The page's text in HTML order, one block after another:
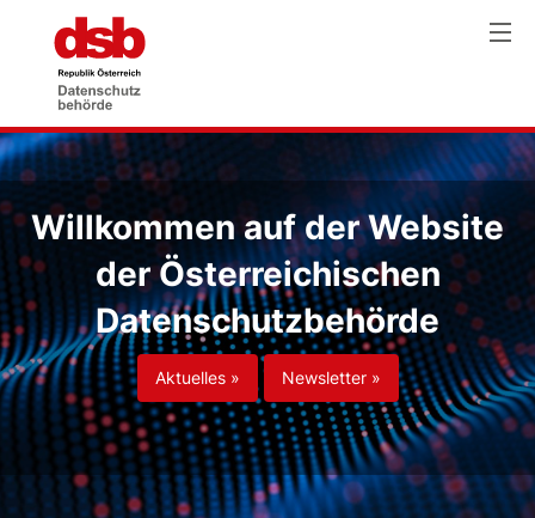
Willkommen auf der Website
der Österreichischen
Datenschutzbehörde
Aktuelles » Newsletter »